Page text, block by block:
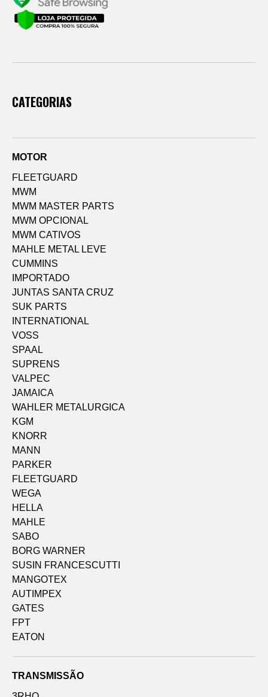
CATEGORIAS
MOTOR
FLEETGUARD
MWM
MWM MASTER PARTS
MWM OPCIONAL
MWM CATIVOS
MAHLE METAL LEVE
CUMMINS
IMPORTADO
JUNTAS SANTA CRUZ
SUK PARTS
INTERNATIONAL
VOSS
SPAAL
SUPRENS
VALPEC
JAMAICA
WAHLER METALURGICA
KGM
KNORR
MANN
PARKER
FLEETGUARD
WEGA
HELLA
MAHLE
SABO
BORG WARNER
SUSIN FRANCESCUTTI
MANGOTEX
AUTIMPEX
GATES
FPT
EATON
TRANSMISSÃO